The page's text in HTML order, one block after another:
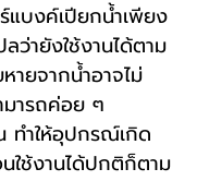
บงค์เปียกน้ำเพียง
ว่ายังใช้งานได้ตาม
ายจากน้ำอาจไม่
มารถค่อย ๆ
ทำให้อุปกรณ์เกิด
ใช้งานได้ปกติก็ตาม